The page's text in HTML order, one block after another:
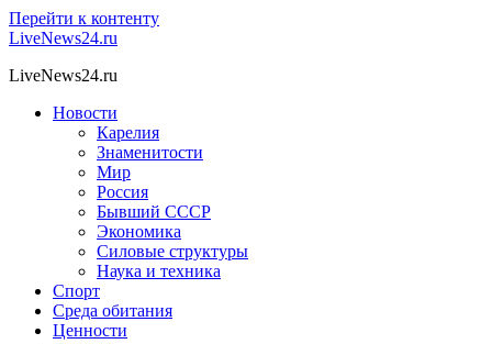
Перейти к контенту
LiveNews24.ru
LiveNews24.ru
Новости
Карелия
Знаменитости
Мир
Россия
Бывший СССР
Экономика
Силовые структуры
Наука и техника
Спорт
Среда обитания
Ценности